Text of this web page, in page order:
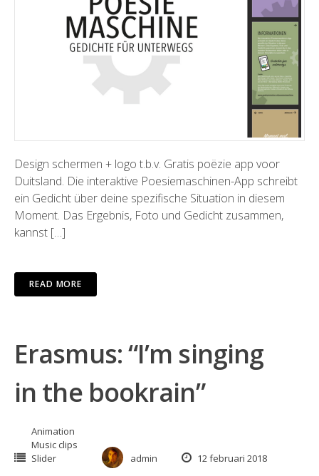
Design schermen + logo t.b.v. Gratis poëzie app voor
Duitsland. Die interaktive Poesiemaschinen-App schreibt
ein Gedicht über deine spezifische Situation in diesem
Moment. Das Ergebnis, Foto und Gedicht zusammen,
kannst […]
READ MORE
Erasmus: “I’m singing
in the bookrain”
Animation
Music clips
Slider
admin 12 februari 2018